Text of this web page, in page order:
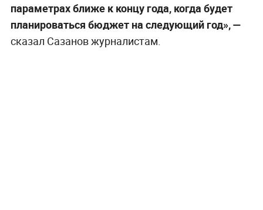
параметрах ближе к концу года, когда будет
планироваться бюджет на следующий год», —
сказал Сазанов журналистам.